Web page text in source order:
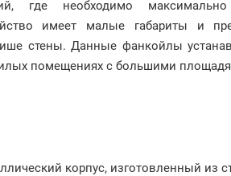
где необходимо максимально
имеет малые габариты и
стены. Данные фанкойлы
помещениях с большими
корпус, изготовленный из